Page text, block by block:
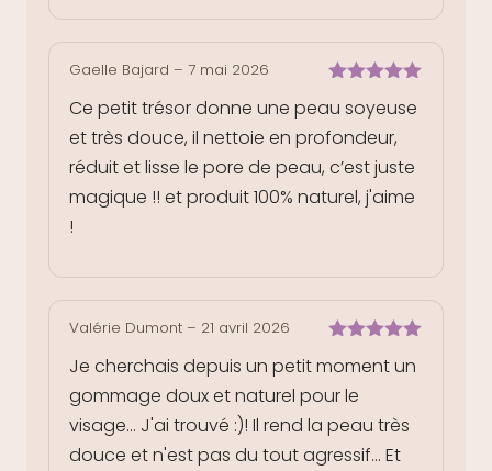
5
Gaelle Bajard – 7 mai 2026
Ce petit trésor donne une peau soyeuse
et très douce, il nettoie en profondeur,
réduit et lisse le pore de peau, c’est juste
magique !! et produit 100% naturel, j'aime
!
5
Valérie Dumont – 21 avril 2026
Je cherchais depuis un petit moment un
gommage doux et naturel pour le
visage... J'ai trouvé :)! Il rend la peau très
douce et n'est pas du tout agressif... Et